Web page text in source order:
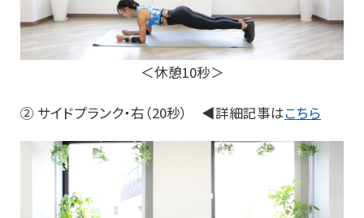
＜休憩10秒＞
② サイドプランク・右（20秒） ◀詳細記事はこちら